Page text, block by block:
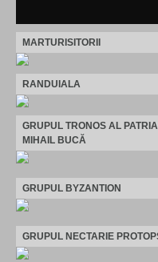
MARTURISITORII
RANDUIALA
GRUPUL TRONOS AL
MIHAIL BUCĂ
GRUPUL BYZANTION
GRUPUL NECTARIE